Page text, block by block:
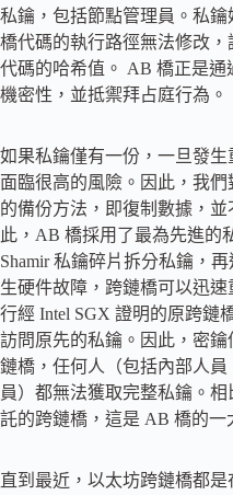
私鑰，包括節點管理員。私鑰
橋代碼的執行路徑無法修改，
代碼的哈希值。 AB 橋正是通
機密性，並抵禦拜占庭行為。
如果私鑰僅有一份，一旦發
面臨很高的風險。因此，我
的備份方法，即復制數據，
此，AB 橋採用了最為先進的
Shamir 私鑰碎片拆分私鑰，
生硬件故障，跨鏈橋可以迅速
行經 Intel SGX 證明的原跨鏈
訪問原先的私鑰。因此，密
鏈橋，任何人（包括內部人
員）都無法獲取完整私鑰。
託的跨鏈橋，這是 AB 橋的一
直到最近，以太坊跨鏈橋都是